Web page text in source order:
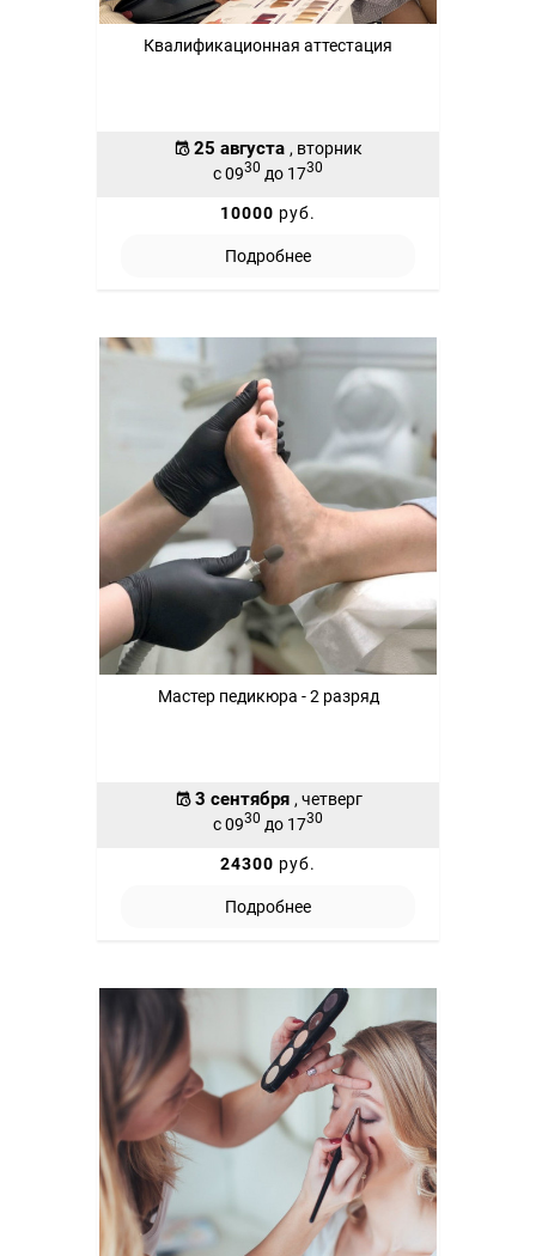
Квалификационная аттестация
25 августа , вторник
с 0930 до 1730
10000 руб.
Подробнее
Мастер педикюра - 2 разряд
3 сентября , четверг
с 0930 до 1730
24300 руб.
Подробнее